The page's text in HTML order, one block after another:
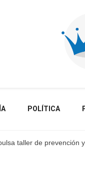
POLÍTICA
taller de prevención